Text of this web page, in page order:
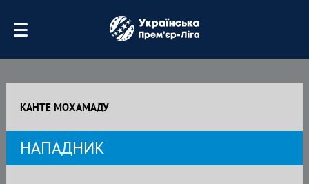
КАНТЕ МОХАМАДУ
НАПАДНИК